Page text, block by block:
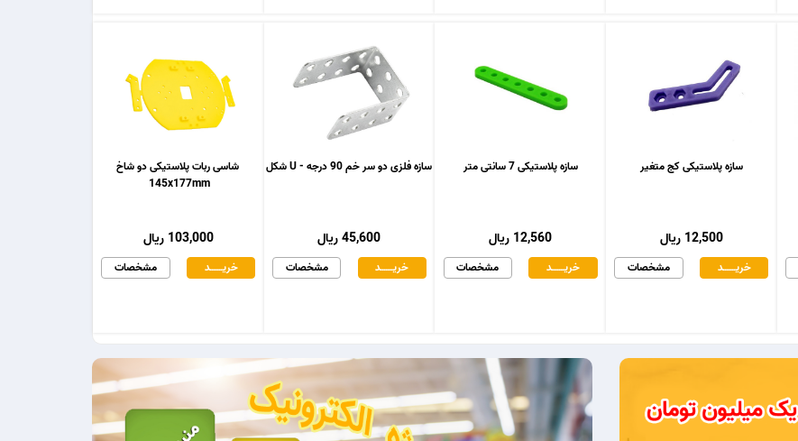
شاسی ربات پلاستیکی دو شاخ
145x177mm
103,000 ریال
مشخصات خریـــــــد
سازه فلزی دو سر خم 90 درجه - U شکل
45,600 ریال
مشخصات خریـــــــد
سازه پلاستیکی 7 سانتی متر
12,560 ریال
مشخصات خریـــــــد
سازه پلاستیکی کج متغیر
12,500 ریال
مشخصات خریـــــــد